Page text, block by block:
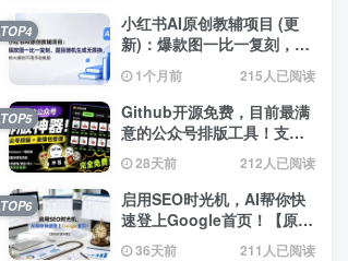
小红书AI原创教辅项目 (更
新)：爆款图一比一复刻，题
目随机生成无限换，纯AI原
创不用手动排版
1个月前 215人已阅读
TOP4
Github开源免费，目前最满
意的公众号排版工具！支持
实时预览，排版超美观且带
表情包管理功能
28天前 212人已阅读
TOP5
启用SEO时光机，AI帮你快
速登上Google首页！【原创
双语字幕】
36天前 211人已阅读
TOP6